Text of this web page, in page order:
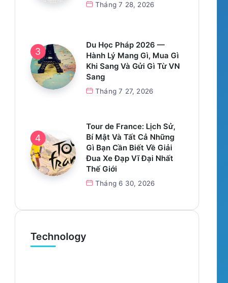
Tháng 7 28, 2026
Du Học Pháp 2026 —
Hành Lý Mang Gì, Mua Gì
Khi Sang Và Gửi Gì Từ VN
Sang
Tháng 7 27, 2026
Tour de France: Lịch Sử,
Bí Mật Và Tất Cả Những
Gì Bạn Cần Biết Về Giải
Đua Xe Đạp Vĩ Đại Nhất
Thế Giới
Tháng 6 30, 2026
Technology